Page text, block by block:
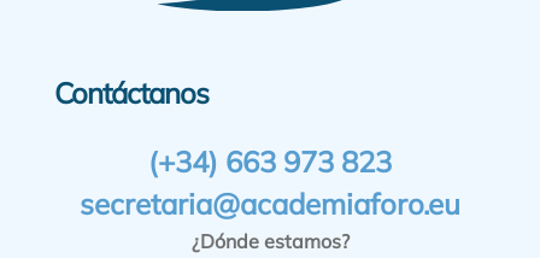
Contáctanos
(+34) 663 973 823
secretaria@academiaforo.eu
¿Dónde estamos?